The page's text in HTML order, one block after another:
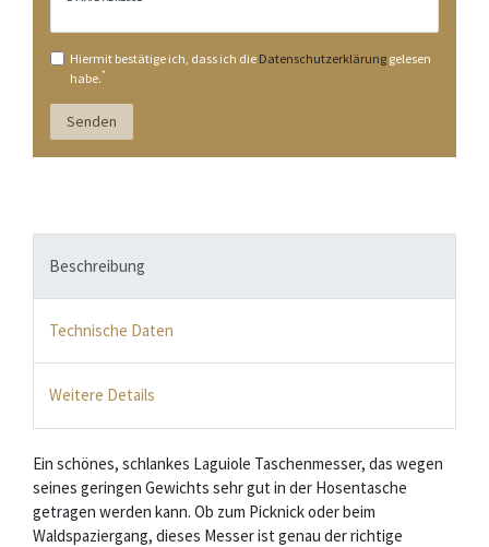
Hiermit bestätige ich, dass ich die Daten­schutz­erklärunggelesen
habe.*
Senden
Beschreibung
Technische Daten
Weitere Details
Ein schönes, schlankes Laguiole Taschenmesser, das wegen
seines geringen Gewichts sehr gut in der Hosentasche
getragen werden kann. Ob zum Picknick oder beim
Waldspaziergang, dieses Messer ist genau der richtige